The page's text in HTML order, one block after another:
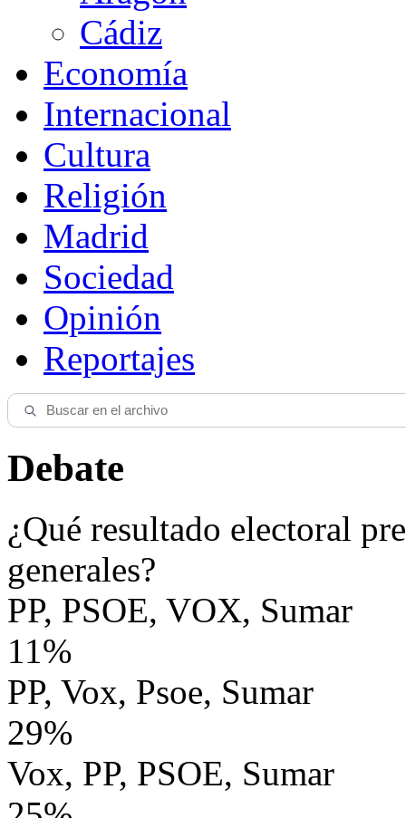
Cádiz
Economía
Internacional
Cultura
Religión
Madrid
Sociedad
Opinión
Reportajes
Debate
¿Qué resultado electoral
generales?
PP, PSOE, VOX, Sumar
11%
PP, Vox, Psoe, Sumar
29%
Vox, PP, PSOE, Sumar